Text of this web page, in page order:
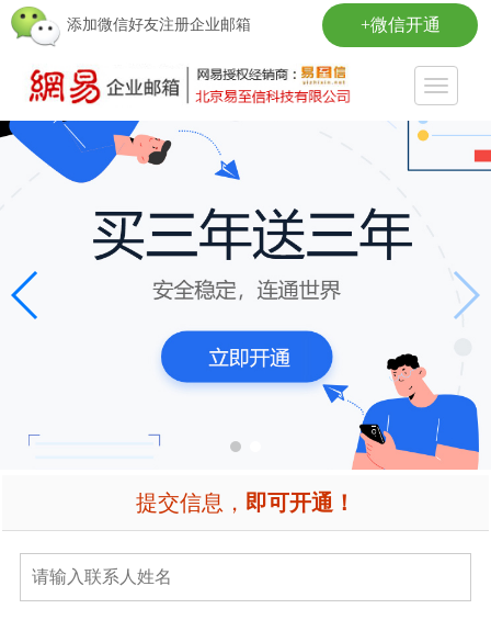
添加微信好友注册企业邮箱 +微信开通
Toggle
提交信息， 即可开通！